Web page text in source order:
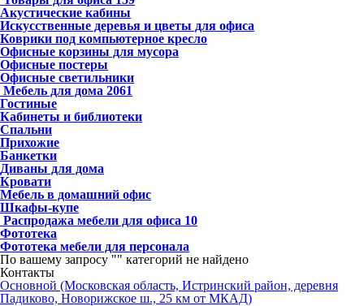
Акустические кабины
Искусственные деревья и цветы для офиса
Коврики под компьютерное кресло
Офисные корзины для мусора
Офисные постеры
Офисные светильники
Мебель для дома 2061
Гостиные
Кабинеты и библиотеки
Спальни
Прихожие
Банкетки
Диваны для дома
Кровати
Мебель в домашний офис
Шкафы-купе
Распродажа мебели для офиса 10
Фототека
Фототека мебели для персонала
По вашему запросу "" категорий не найдено
Контакты
Основной (Московская область, Истринский район, деревня
Падиково, Новорижское ш., 25 км от МКАД)